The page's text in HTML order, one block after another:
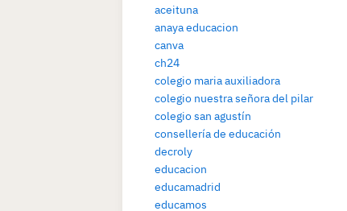
aceituna
anaya educacion
canva
ch24
colegio maria auxiliadora
colegio nuestra señora del pilar
colegio san agustín
consellería de educación
decroly
educacion
educamadrid
educamos